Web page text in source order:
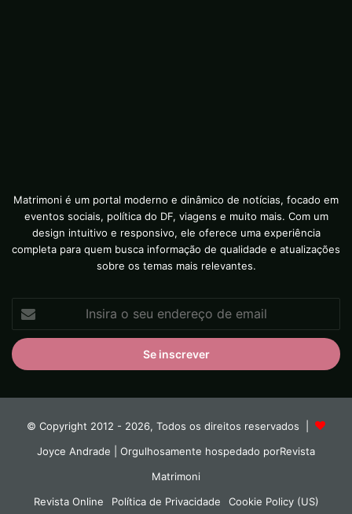
Matrimoni é um portal moderno e dinâmico de notícias, focado em
eventos sociais, política do DF, viagens e muito mais. Com um
design intuitivo e responsivo, ele oferece uma experiência
completa para quem busca informação de qualidade e atualizações
sobre os temas mais relevantes.
Insira
seu
endereço
de
© Copyright 2012 - 2026, Todos os direitos reservados |
Joyce Andrade | Orgulhosamente hospedado porRevista
Matrimoni
Revista Online
Política de Privacidade Cookie Policy (US)